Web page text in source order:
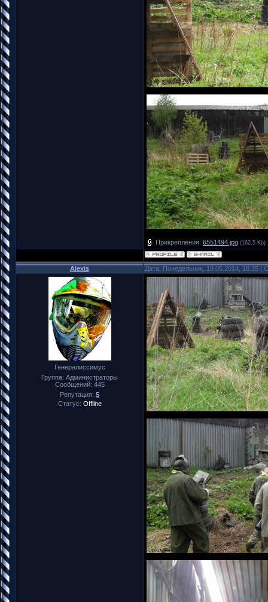
Прикрепления: 6551494.jpg (162.5 Kb)
Alexis Дата: Понедельник, 19.05.2014, 18:35 |
Генералиссимус
Группа: Администраторы
Сообщений: 445
Репутация: 5
Статус: Offline